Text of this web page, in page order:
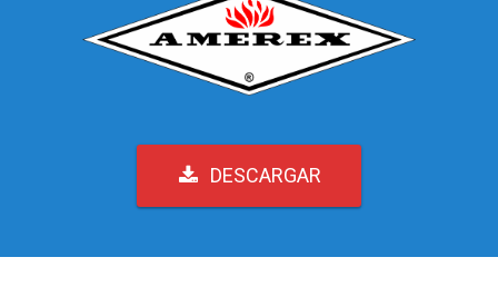
DESCARGAR